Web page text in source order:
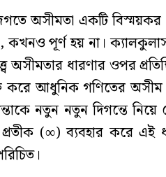
অসীমতা একটি
কখনও পূর্ণ হয় না।
অসীমতার ধারণার ওপর
আধুনিক গণিতের অসীম
নতুন নতুন দিগন্তে
(∞) ব্যবহার করে